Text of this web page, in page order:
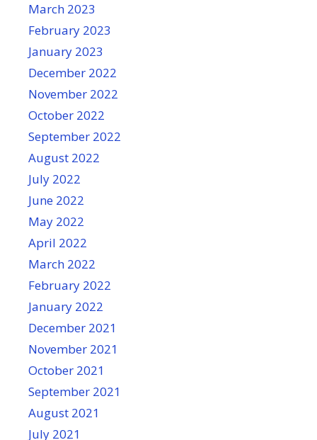
March 2023
February 2023
January 2023
December 2022
November 2022
October 2022
September 2022
August 2022
July 2022
June 2022
May 2022
April 2022
March 2022
February 2022
January 2022
December 2021
November 2021
October 2021
September 2021
August 2021
July 2021